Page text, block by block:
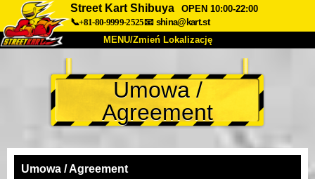
Street Kart Shibuya
OPEN 10:00-22:00
📞+81-80-9999-2525📧 shina@kart.st
MENU/Zmień Lokalizację
O nas Specyfikacja Cena
Dojazd Opinie FAQ
Zmień Lokalizację
Umowa /
Agreement
Umowa / Agreement